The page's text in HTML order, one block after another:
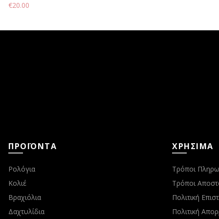
€20.00
ΠΡΟΪΟΝΤΑ
Ρολόγια
Κολιέ
Βραχιόλια
Δαχτυλίδια
ΧΡΗΣΙΜΑ
Τρόποι
Τρόποι
Πολιτική
Πολιτική